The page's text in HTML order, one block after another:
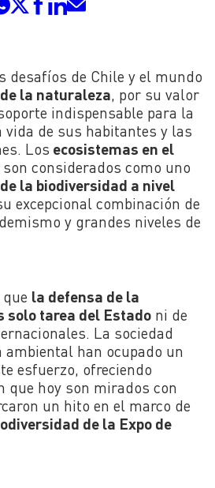
desafíos de Chile y el mundo
la naturaleza , por su valor
indispensable para la
vida de sus habitantes y las
Los ecosistemas en el
considerados como uno
la biodiversidad a nivel
excepcional combinación de
y grandes niveles de
la defensa de la
solo tarea del Estado ni de
La sociedad
han ocupado un
esfuerzo, ofreciendo
que hoy son mirados con
un hito en el marco de
de la Expo de